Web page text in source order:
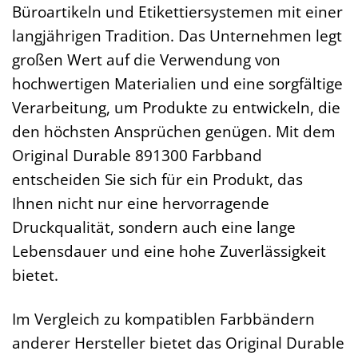
Büroartikeln und Etikettiersystemen mit einer
langjährigen Tradition. Das Unternehmen legt
großen Wert auf die Verwendung von
hochwertigen Materialien und eine sorgfältige
Verarbeitung, um Produkte zu entwickeln, die
den höchsten Ansprüchen genügen. Mit dem
Original Durable 891300 Farbband
entscheiden Sie sich für ein Produkt, das
Ihnen nicht nur eine hervorragende
Druckqualität, sondern auch eine lange
Lebensdauer und eine hohe Zuverlässigkeit
bietet.
Im Vergleich zu kompatiblen Farbbändern
anderer Hersteller bietet das Original Durable